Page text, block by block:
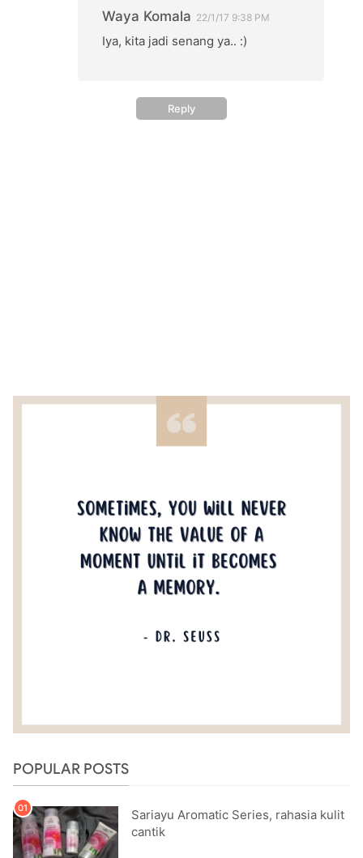
Waya Komala 22/1/17 9:38 PM
Iya, kita jadi senang ya.. :)
Reply
POPULAR POSTS
Sariayu Aromatic Series, rahasia kulit
cantik